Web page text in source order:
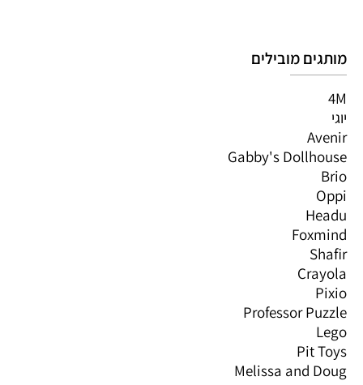
מותגים מובילים
4M
יוגי
Avenir
Gabby's Dollhouse
Brio
Oppi
Headu
Foxmind
Shafir
Crayola
Pixio
Professor Puzzle
Lego
Pit Toys
Melissa and Doug